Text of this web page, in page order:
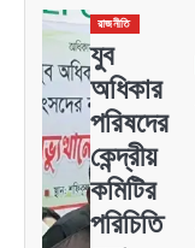
রাজনীতি
যুব
অধিকার
পরিষদের
কেন্দ্রীয়
কমিটির
পরিচিতি